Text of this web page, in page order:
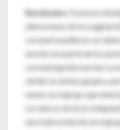
Resultados:
Factores
alteraciones de la
coronario pudieron ser
una tercera parte de los
coronariografía normal. La
similar en ambos grupos,
menor en el grupo que tenía
Los únicos factores
una mala evolución en el